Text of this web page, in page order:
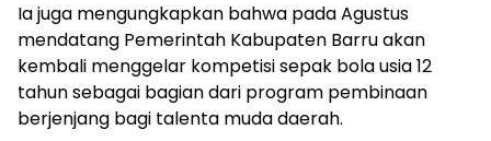
Ia juga mengungkapkan bahwa pada Agustus
mendatang Pemerintah Kabupaten Barru akan
kembali menggelar kompetisi sepak bola usia 12
tahun sebagai bagian dari program pembinaan
berjenjang bagi talenta muda daerah.